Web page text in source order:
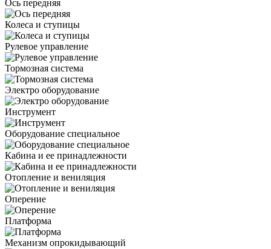
Ось передняя
Колеса и ступицы
Рулевое управление
Тормозная система
Электро оборудование
Инструмент
Оборудование специальное
Кабина и ее принадлежности
Отопление и вениляция
Оперение
Платформа
Механизм опрокидывающий